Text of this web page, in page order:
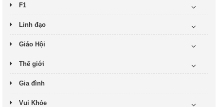
F1
Linh đạo
Giáo Hội
Thế giới
Gia đình
Vui Khỏe